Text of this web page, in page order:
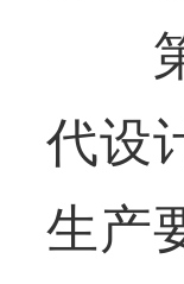
第
代设
生产